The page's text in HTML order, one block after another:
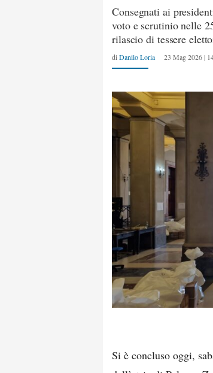
Consegnati ai
voto e scrutinio nelle
rilascio di tessere
di Danilo Loria 23 Mag 2026 |
Si è concluso oggi,